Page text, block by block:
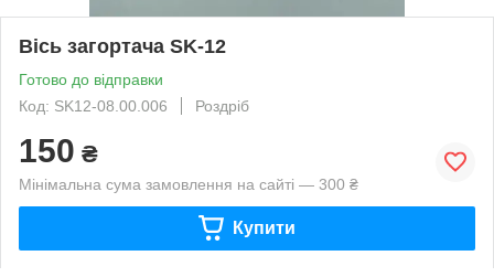
Вісь загортача SK-12
Готово до відправки
Код: SK12-08.00.006
Роздріб
150 ₴
Мінімальна сума замовлення на сайті — 300 ₴
Купити